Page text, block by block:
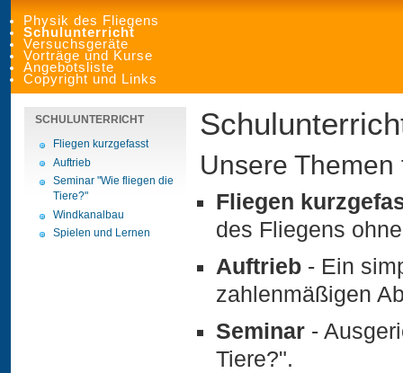
Physik des Fliegens
Schulunterricht
Versuchsgeräte
Vorträge und Kurse
Angebotsliste
Copyright und Links
SCHULUNTERRICHT
Fliegen kurzgefasst
Auftrieb
Seminar "Wie fliegen die
Tiere?"
Windkanalbau
Spielen und Lernen
Unsere
Fliegen
des Fliegens
Auftrieb - Ein
zahlenmäßigen
Seminar -
Tiere?".